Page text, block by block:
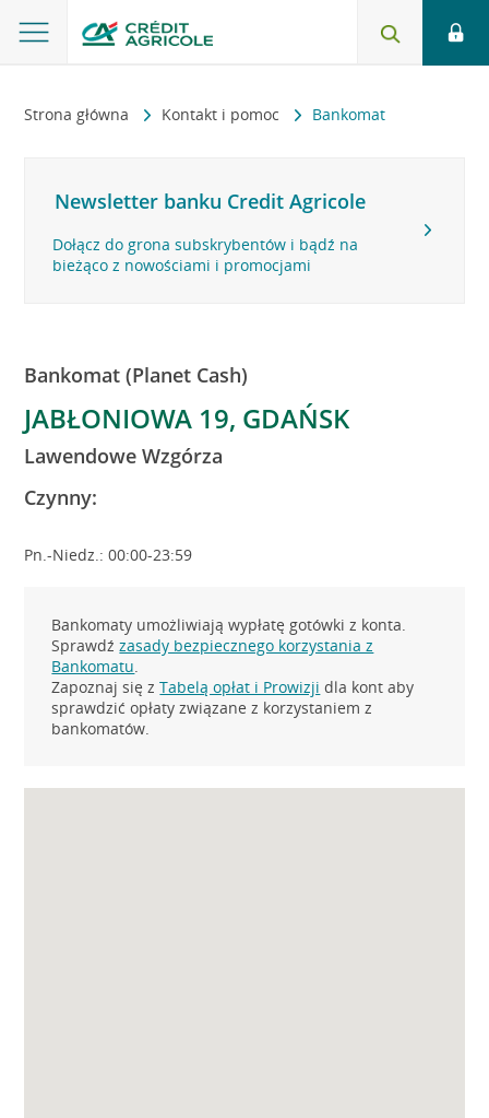
Strona główna Kontakt i pomoc Bankomat
Newsletter banku Credit Agricole
Dołącz do grona subskrybentów i bądź na
bieżąco z nowościami i promocjami
Bankomat (Planet Cash)
JABŁONIOWA 19, GDAŃSK
Lawendowe Wzgórza
Czynny:
Pn.-Niedz.: 00:00-23:59
Bankomaty umożliwiają wypłatę gotówki z konta.
Sprawdźzasady bezpiecznego korzystania z
Bankomatu.
Zapoznaj się zTabelą opłat i Prowizji dla kont aby
sprawdzić opłaty związane z korzystaniem z
bankomatów.